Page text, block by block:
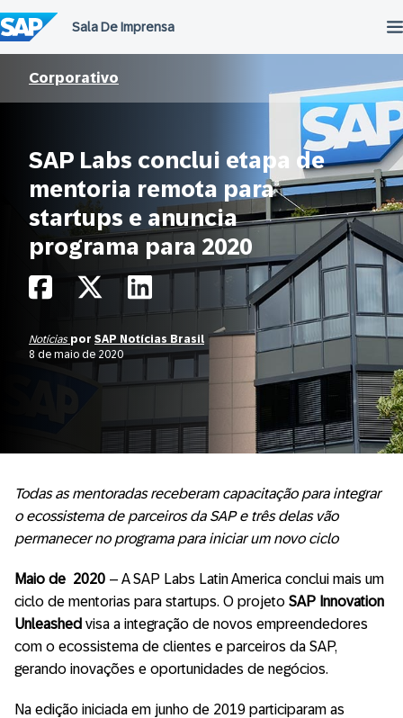
para
o
conteúdo
Corporativo
SAP Labs conclui etapa de
mentoria remota para
startups e anuncia
programa para 2020
Notícias por SAP Notícias Brasil
8 de maio de 2020
Todas as mentoradas receberam capacitação para integrar
o ecossistema de parceiros da SAP e três delas vão
permanecer no programa para iniciar um novo ciclo
Maio de 2020 – A SAP Labs Latin America conclui mais um
ciclo de mentorias para startups. O projeto SAP Innovation
Unleashed visa a integração de novos empreendedores
com o ecossistema de clientes e parceiros da SAP,
gerando inovações e oportunidades de negócios.
Na edição iniciada em junho de 2019 participaram as